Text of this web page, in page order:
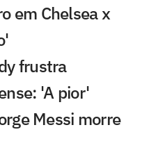
em Chelsea x
frustra
'A pior'
Messi morre